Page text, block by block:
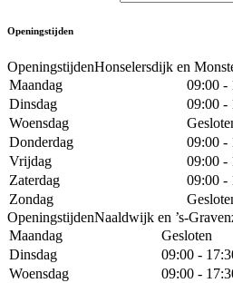
Openingstijden
OpeningstijdenHonselersdijk en
Maandag
09:00 -
Dinsdag
09:00 -
Woensdag
Donderdag
09:00 -
Vrijdag
09:00 -
Zaterdag
09:00 -
Zondag
OpeningstijdenNaaldwijk en ’s-
Maandag
Gesloten
Dinsdag
09:00 -
Woensdag
09:00 -